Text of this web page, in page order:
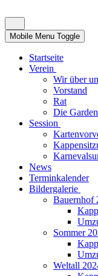
Mobile Menu Toggle
Startseite
Verein
Wir über
Vorstand
Rat
Die Garden
Session
News
Terminkalender
Bildergalerie
Bauernhof
Sommer
Weltall